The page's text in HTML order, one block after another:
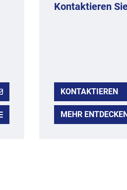
Kontaktieren
KONTAKTIEREN
MEHR ENTDECKEN